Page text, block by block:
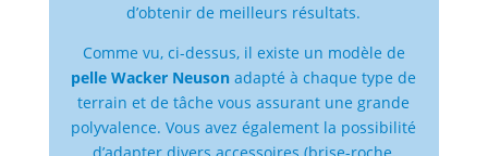
d’obtenir de meilleurs résultats.
Comme vu, ci-dessus, il existe un modèle de
pelle Wacker Neuson​ adapté à chaque type de
terrain et de tâche vous assurant une grande
polyvalence. Vous avez également la possibilité